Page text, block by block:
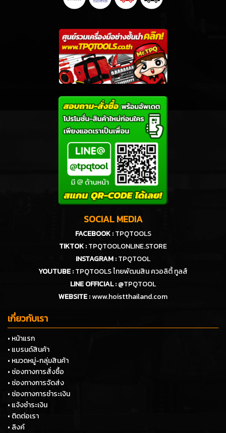
SOCIAL MEDIA
FACEBOOK : TPQTOOLS
TIKTOK :TPQTOOLONLINE.STORE
INSTAGRAM :TPQTOOL
YOUTUBE :TPQTOOLS ไทยพัฒนสิน ควอลิตี้ ทูลส์
LINE OFFICIAL :@TPQTOOL
WEBSITE :www.hoistthailand.com
เกี่ยวกับเรา
• หน้าแรก
• แบรนด์สินค้า
• หมวดหมู่-กลุ่มสินค้า
• ช่องทางการสั่งซื้อ
• ช่องทางการจัดส่ง
• ช่องทางการชำระเงิน
• แจ้งชำระเงิน
• ติดต่อเรา
• ลิงค์